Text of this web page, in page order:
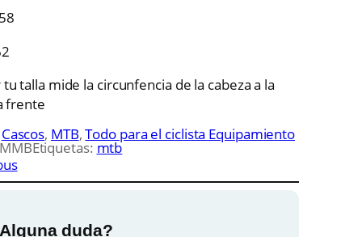
c
tu talla mide la circunfencia de la cabeza a la
frente
Cascos, MTB, Todo para el ciclista Equipamiento
Etiquetas:mtb
duda?